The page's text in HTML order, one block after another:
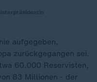
aufgegeben,
zurückgegangen sei.
60.000 Reservisten,
83 Millionen - der